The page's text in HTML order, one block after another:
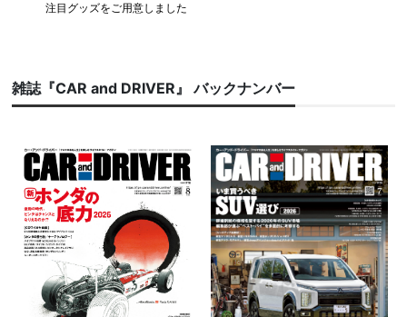
注目グッズをご用意しました
雑誌『CAR and DRIVER』 バックナンバー